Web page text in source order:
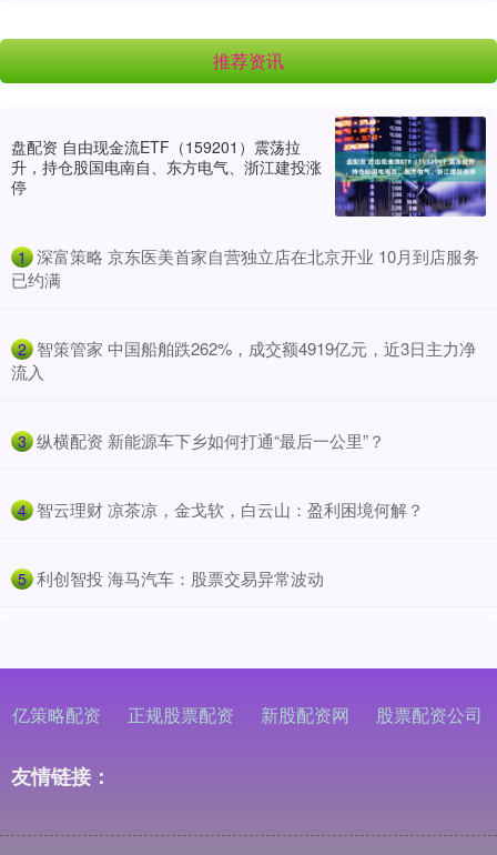
推荐资讯
盘配资 自由现金流ETF（159201）震荡拉
升，持仓股国电南自、东方电气、浙江建投涨
停
1 ​深富策略 京东医美首家自营独立店在北京开业 10月到店服务
已约满
2 ​智策管家 中国船舶跌262%，成交额4919亿元，近3日主力净
流入
3 ​纵横配资 新能源车下乡如何打通“最后一公里”？
4 ​智云理财 凉茶凉，金戈软，白云山：盈利困境何解？
5 ​利创智投 海马汽车：股票交易异常波动
亿策略配资 正规股票配资 新股配资网 股票配资公司
友情链接：